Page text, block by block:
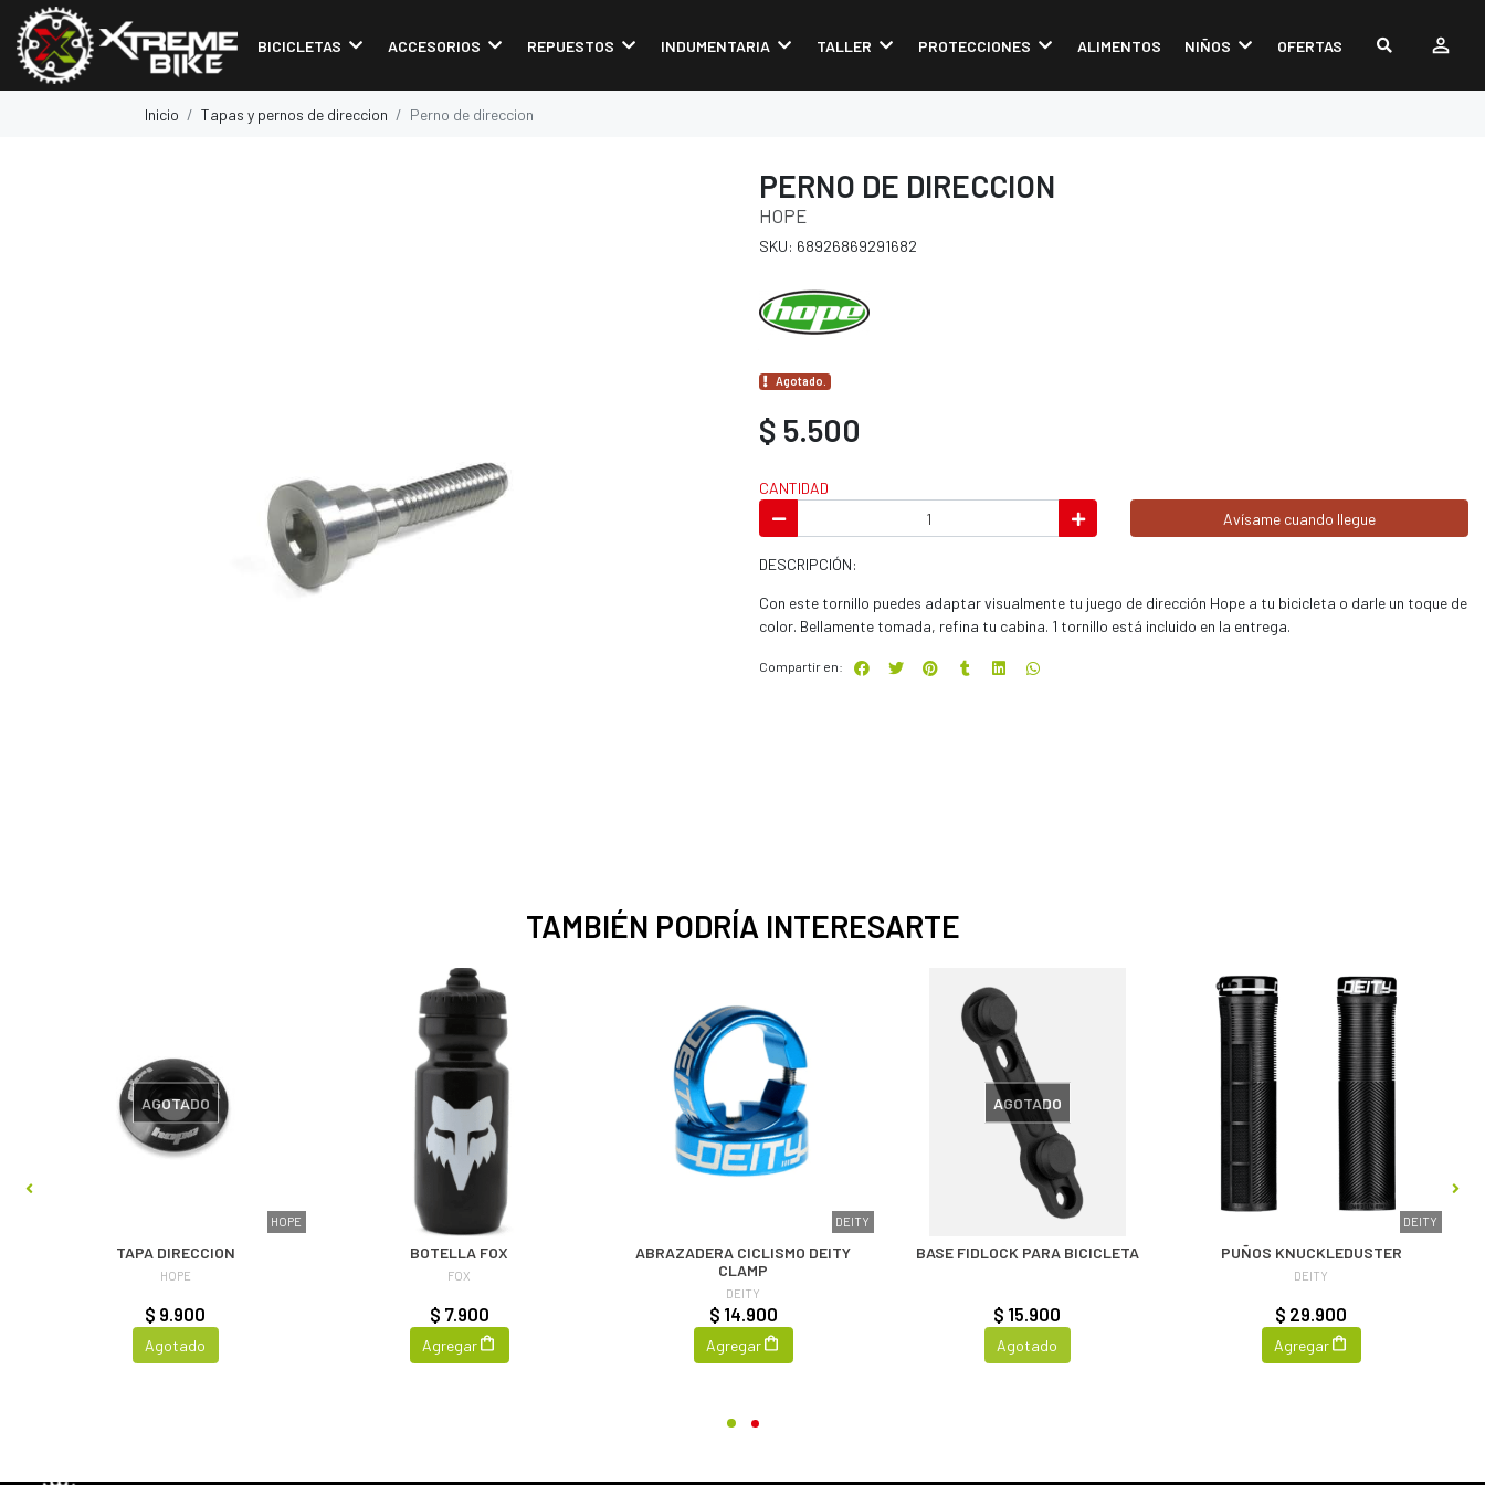
BICICLETAS ACCESORIOS REPUESTOS INDUMENTARIA TALLER PROTECCIONES ALIMENTOS NIÑOS OFERTAS
Inicio Tapas y pernos de direccion Perno de direccion
PERNO DE DIRECCION
HOPE
SKU: 68926869291682
Agotado.
$ 5.500
CANTIDAD
Avísame cuando llegue
DESCRIPCIÓN:
Con este tornillo puedes adaptar visualmente tu juego de dirección Hope a tu bicicleta o darle un toque de
color. Bellamente tomada, refina tu cabina. 1 tornillo está incluido en la entrega.
Compartir en:
TAMBIÉN PODRÍA INTERESARTE
HOPE
AGOTADO
TAPA DIRECCION
HOPE
$ 9.900
Agotado
BOTELLA FOX
FOX
$ 7.900
Agregar
DEITY
ABRAZADERA CICLISMO DEITY
CLAMP
DEITY
$ 14.900
Agregar
AGOTADO
BASE FIDLOCK PARA BICICLETA
$ 15.900
Agotado
DEITY
PUÑOS KNUCKLEDUSTER
DEITY
$ 29.900
Agregar